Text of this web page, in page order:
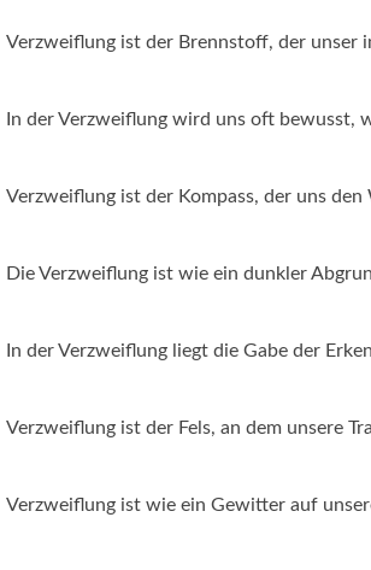
Verzweiflung ist der Brennstoff, der unser
In der Verzweiflung wird uns oft bewusst,
Verzweiflung ist der Kompass, der uns den
Die Verzweiflung ist wie ein dunkler
In der Verzweiflung liegt die Gabe der
Verzweiflung ist der Fels, an dem unsere
Verzweiflung ist wie ein Gewitter auf